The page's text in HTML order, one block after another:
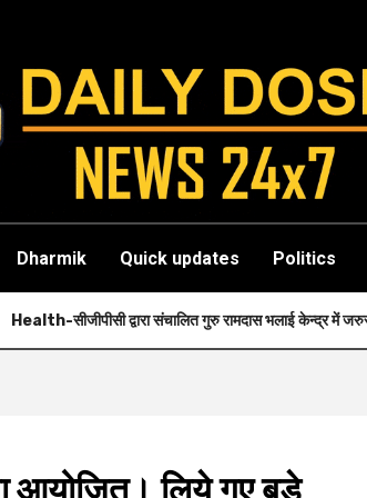
Dharmik Quick updates Politics
संचालित गुरु रामदास भलाई केन्द्र में जरुरतमंदों को नि: शुल्क